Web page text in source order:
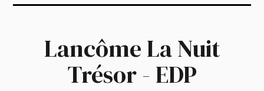
Lancôme La Nuit
Trésor - EDP